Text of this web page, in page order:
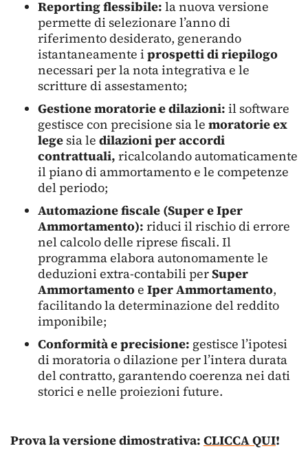
Reporting flessibile: la nuova versione
permette di selezionare l’anno di
riferimento desiderato, generando
istantaneamente iprospetti di riepilogo
necessari per la nota integrativa e le
scritture di assestamento;
Gestione moratorie e dilazioni: il software
gestisce con precisione sia le moratorie ex
lege sia le dilazioni per accordi
contrattuali, ricalcolando automaticamente
il piano di ammortamento e le competenze
del periodo;
Automazione fiscale (Super e Iper
Ammortamento): riduci il rischio di errore
nel calcolo delle riprese fiscali. Il
programma elabora autonomamente le
deduzioni extra-contabili perSuper
Ammortamentoe Iper Ammortamento,
facilitando la determinazione del reddito
imponibile;
Conformità e precisione: gestisce l’ipotesi
di moratoria o dilazione per l’intera durata
del contratto, garantendo coerenza nei dati
storici e nelle proiezioni future.
Prova la versione dimostrativa: CLICCA QUI!